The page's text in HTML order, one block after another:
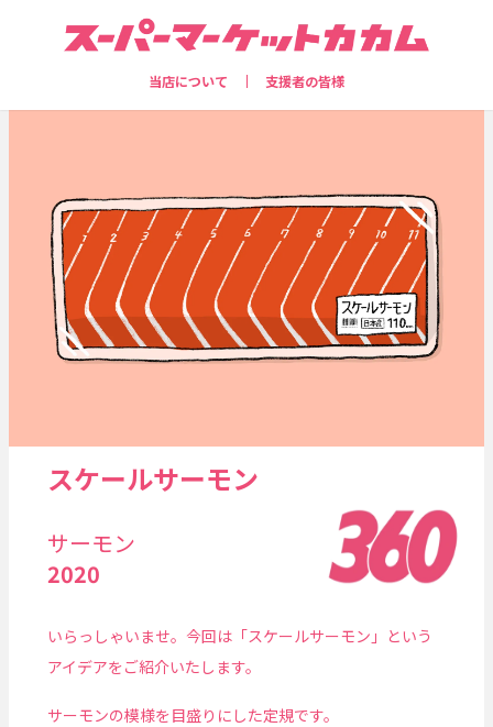
当店について 支援者の皆様
スケールサーモン
サーモン
2020
いらっしゃいませ。今回は「スケールサーモン」という
アイデアをご紹介いたします。
サーモンの模様を目盛りにした定規です。